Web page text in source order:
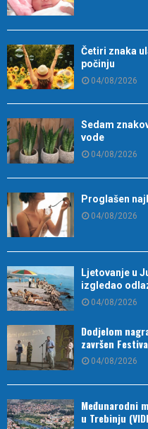
Četiri znaka
počinju
04/08/2026
Sedam
vode
04/08/2026
Proglašen
04/08/2026
Ljetovanje u
izgledao
04/08/2026
Dodjelom
završen
04/08/2026
Međunarodni
u Trebinju